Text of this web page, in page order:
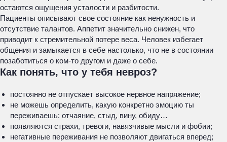
остаются ощущения усталости и разбитости.
Пациенты описывают свое состояние как ненужность и
отсутствие талантов. Аппетит значительно снижен, что
приводит к стремительной потере веса. Человек избегает
общения и замыкается в себе настолько, что не в состоянии
позаботиться о ком-то другом и даже о себе.
Как понять, что у тебя невроз?
постоянно не отпускает высокое нервное напряжение;
не можешь определить, какую конкретно эмоцию ты
переживаешь: отчаяние, стыд, вину, обиду…
появляются страхи, тревоги, навязчивые мысли и фобии;
негативные переживания не позволяют двигаться вперед;